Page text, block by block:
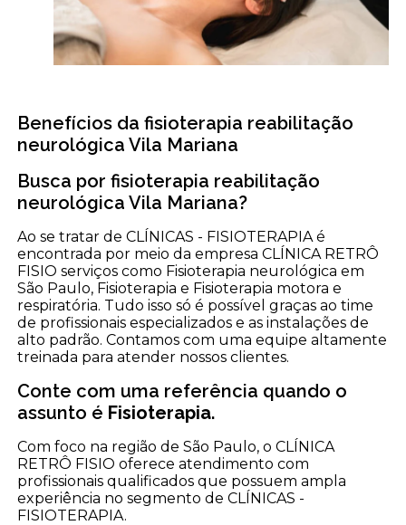
Benefícios da fisioterapia reabilitação
neurológica Vila Mariana
Busca por fisioterapia reabilitação
neurológica Vila Mariana?
Ao se tratar de CLÍNICAS - FISIOTERAPIA é
encontrada por meio da empresa CLÍNICA RETRÔ
FISIO serviços como Fisioterapia neurológica em
São Paulo, Fisioterapia e Fisioterapia motora e
respiratória. Tudo isso só é possível graças ao time
de profissionais especializados e as instalações de
alto padrão. Contamos com uma equipe altamente
treinada para atender nossos clientes.
Conte com uma referência quando o
assunto é Fisioterapia.
Com foco na região de São Paulo, o CLÍNICA
RETRÔ FISIO oferece atendimento com
profissionais qualificados que possuem ampla
experiência no segmento de CLÍNICAS -
FISIOTERAPIA.